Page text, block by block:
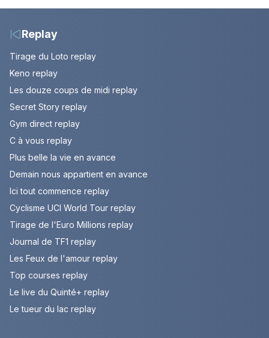
nouvelles histoires
Replay
Tirage du Loto replay
Keno replay
Les douze coups de midi replay
Secret Story replay
Gym direct replay
C à vous replay
Plus belle la vie en avance
Demain nous appartient en avance
Ici tout commence replay
Cyclisme UCI World Tour replay
Tirage de l'Euro Millions replay
Journal de TF1 replay
Les Feux de l'amour replay
Top courses replay
Le live du Quinté+ replay
Le tueur du lac replay